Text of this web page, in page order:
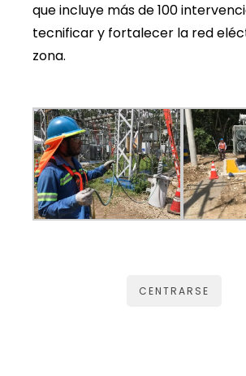
que incluye más de 100
tecnificar y fortalecer la red
zona.
CENTRARSE